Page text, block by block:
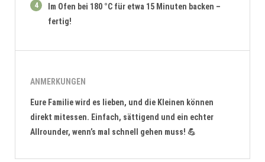
4
Im Ofen bei 180 °C für etwa 15 Minuten backen –
fertig!
ANMERKUNGEN
Eure Familie wird es lieben, und die Kleinen können
direkt mitessen. Einfach, sättigend und ein echter
Allrounder, wenn’s mal schnell gehen muss! 💪